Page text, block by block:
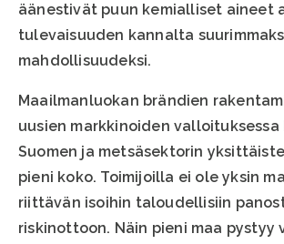
äänestivät puun kemialliset aineet
tulevaisuuden kannalta
mahdollisuudeksi.
Maailmanluokan brändien
uusien markkinoiden valloituksessa
Suomen ja metsäsektorin
pieni koko. Toimijoilla ei ole yksin
riittävän isoihin taloudellisiin
riskinottoon. Näin pieni maa pystyy